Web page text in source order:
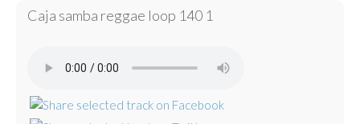
Caja samba reggae loop 140 1